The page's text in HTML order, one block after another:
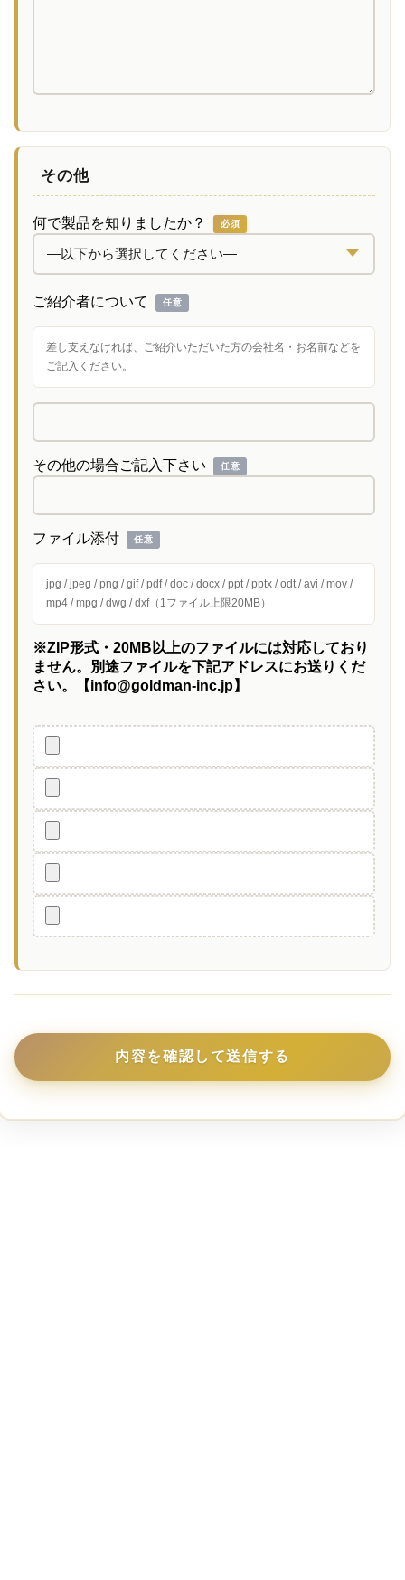
その他
何で製品を知りましたか？ 必須
ご紹介者について 任意
差し支えなければ、ご紹介いただいた方の会社名・お名前などを
ご記入ください。
その他の場合ご記入下さい 任意
ファイル添付 任意
jpg / jpeg / png / gif / pdf / doc / docx / ppt / pptx / odt / avi / mov /
mp4 / mpg / dwg / dxf（1ファイル上限20MB）
※ZIP形式・20MB以上のファイルには対応しており
ません。別途ファイルを下記アドレスにお送りくだ
さい。【info@goldman-inc.jp】